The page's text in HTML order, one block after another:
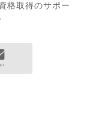
格取得のサポー